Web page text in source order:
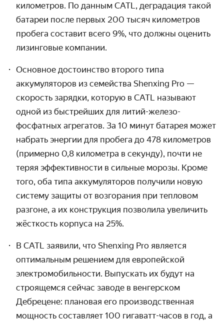
километров. По данным CATL, деградация такой
батареи после первых 200 тысяч километров
пробега составит всего 9%, что должны оценить
лизинговые компании.
Основное достоинство второго типа
аккумуляторов из семейства Shenxing Pro —
скорость зарядки, которую в CATL называют
одной из быстрейших для литий-железо-
фосфатных агрегатов. За 10 минут батарея может
набрать энергии для пробега до 478 километров
(примерно 0,8 километра в секунду), почти не
теряя эффективности в сильные морозы. Кроме
того, оба типа аккумуляторов получили новую
систему защиты от возгорания при тепловом
разгоне, а их конструкция позволила увеличить
жёсткость корпуса на 25%.
В CATL заявили, что Shenxing Pro является
оптимальным решением для европейской
электромобильности. Выпускать их будут на
строящемся сейчас заводе в венгерском
Дебрецене: плановая его производственная
мощность составляет 100 гигаватт-часов в год, а